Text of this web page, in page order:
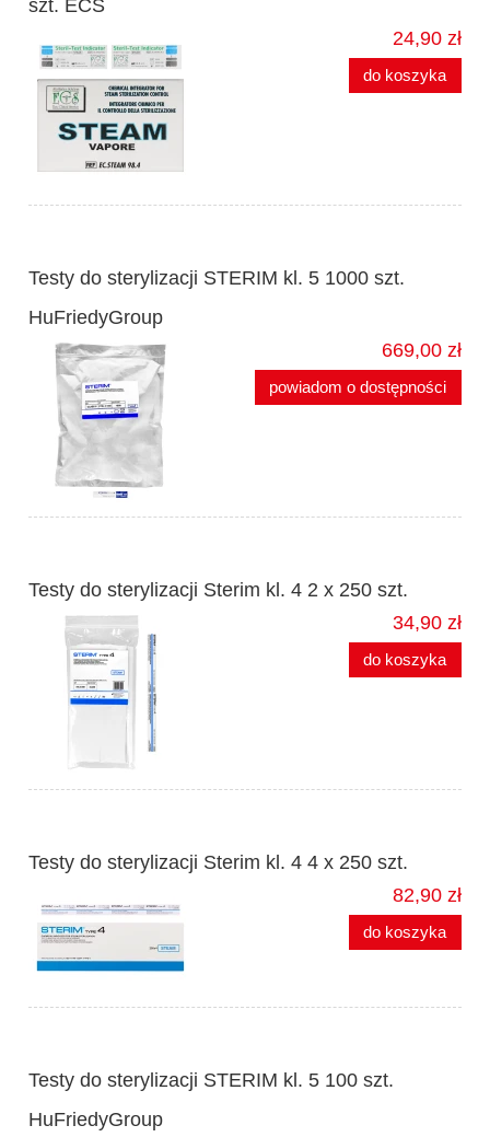
szt. ECS
24,90 zł
do koszyka
Testy do sterylizacji STERIM kl. 5 1000 szt.
HuFriedyGroup
669,00 zł
powiadom o dostępności
Testy do sterylizacji Sterim kl. 4 2 x 250 szt.
34,90 zł
do koszyka
Testy do sterylizacji Sterim kl. 4 4 x 250 szt.
82,90 zł
do koszyka
Testy do sterylizacji STERIM kl. 5 100 szt.
HuFriedyGroup